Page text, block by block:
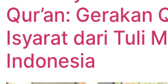
Qur’an: Gerakan
Isyarat dari Tuli
Indonesia